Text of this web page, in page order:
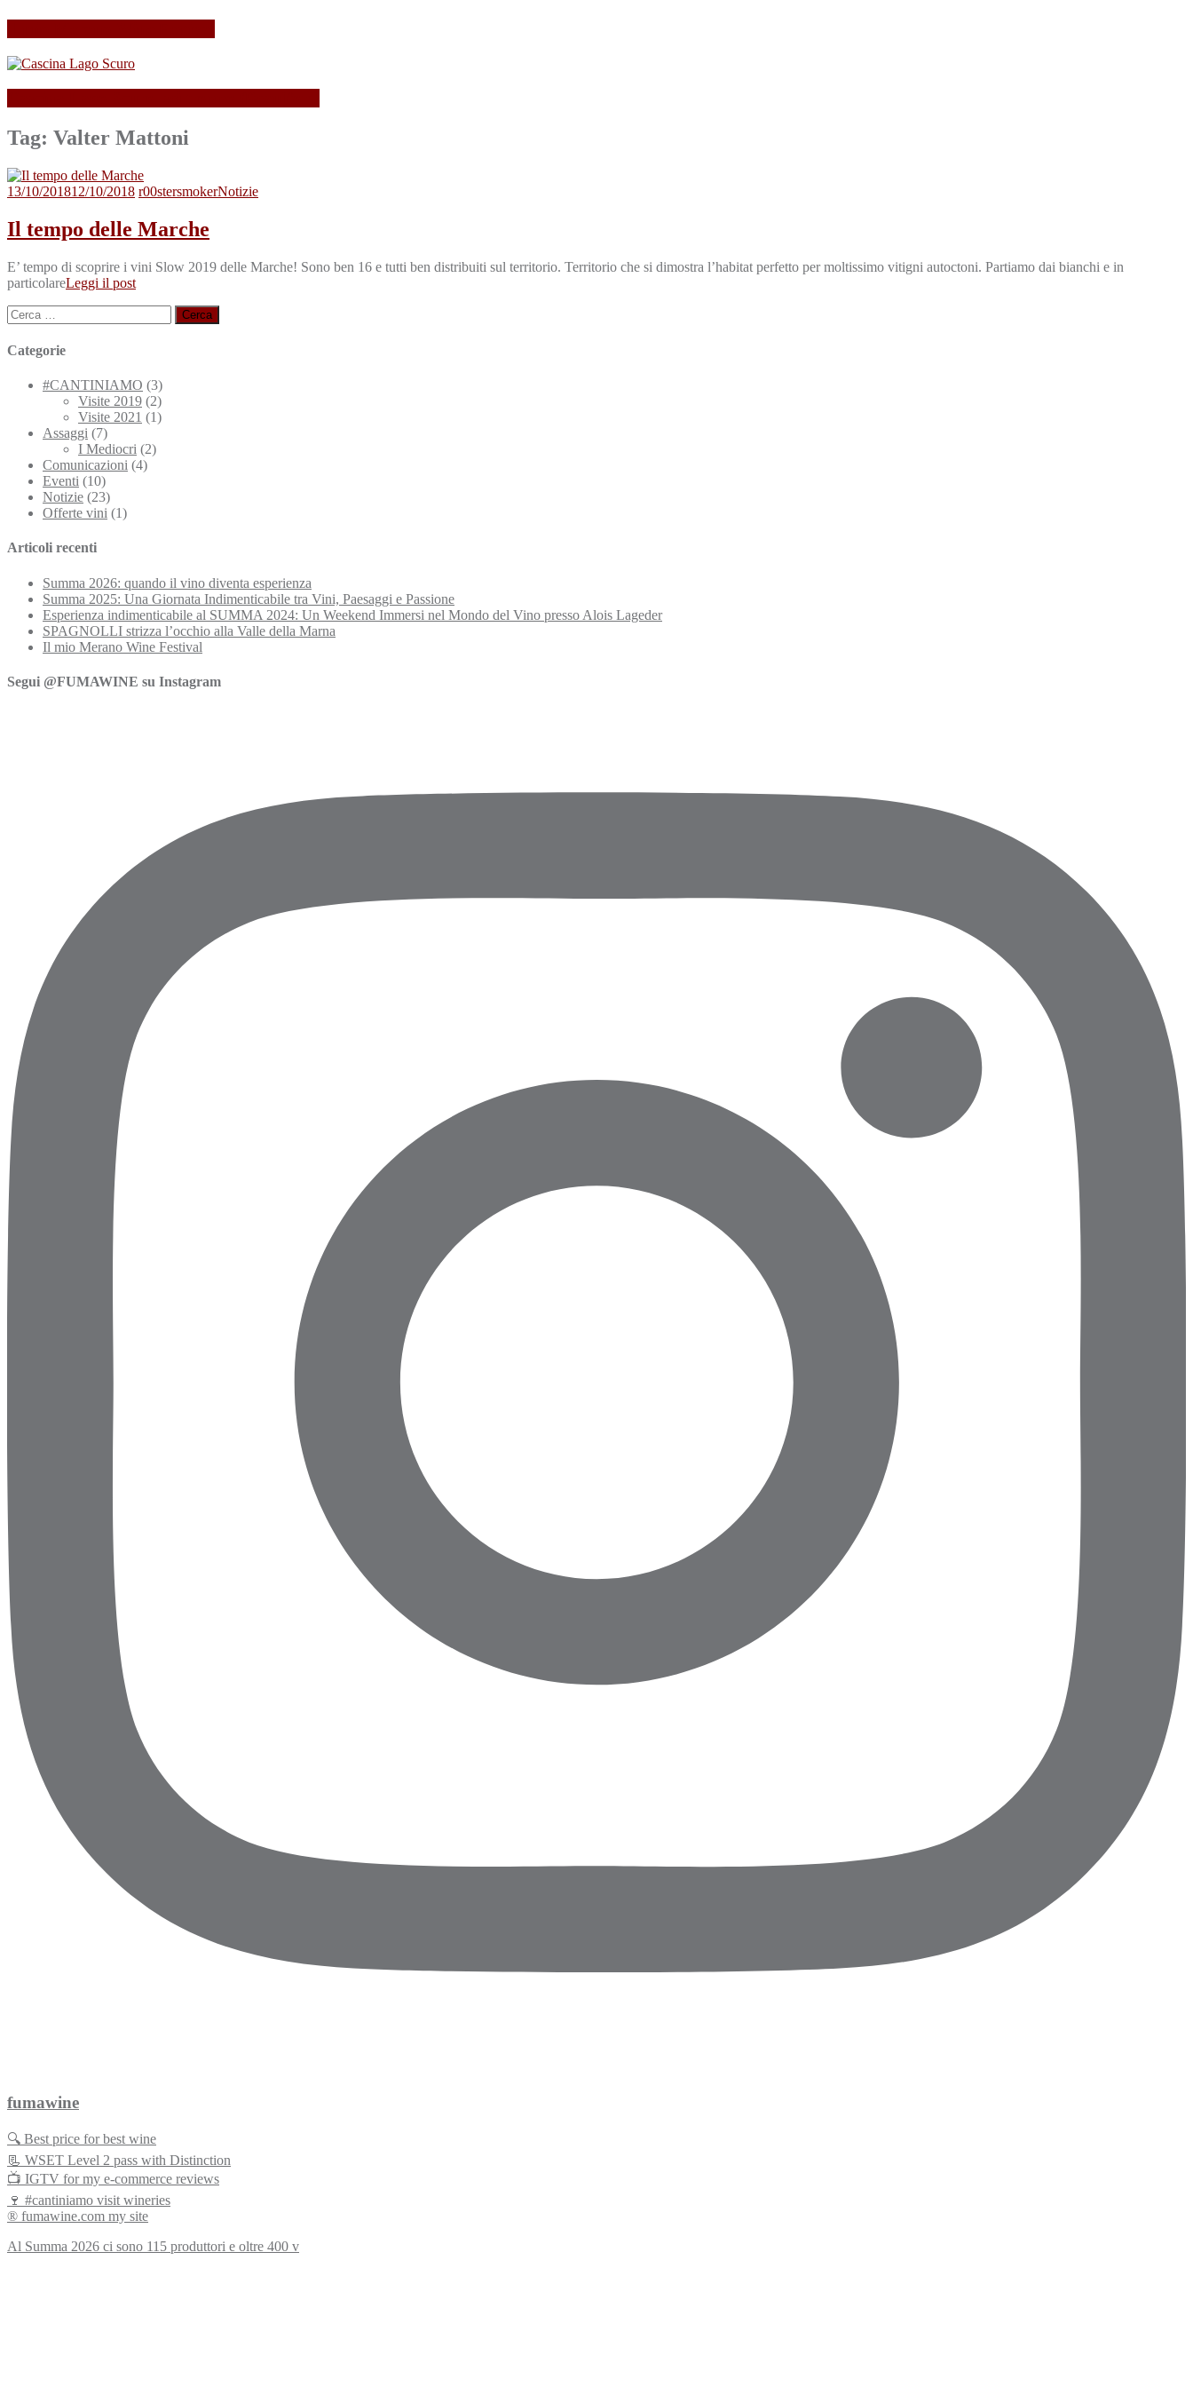
Tag: Valter Mattoni
13/10/201812/10/2018 r00stersmokerNotizie
Il tempo delle Marche
E’ tempo di scoprire i vini Slow 2019 delle Marche! Sono ben 16 e tutti ben distribuiti sul territorio. Territorio che si dimostra l’habitat perfetto per moltissimo vitigni autoctoni. Partiamo dai bianchi e in
particolareLeggi il post
Ricerca
per:
Categorie
#CANTINIAMO (3)
Visite 2019 (2)
Visite 2021 (1)
Assaggi (7)
I Mediocri (2)
Comunicazioni (4)
Eventi (10)
Notizie (23)
Offerte vini (1)
Articoli recenti
Summa 2026: quando il vino diventa esperienza
Summa 2025: Una Giornata Indimenticabile tra Vini, Paesaggi e Passione
Esperienza indimenticabile al SUMMA 2024: Un Weekend Immersi nel Mondo del Vino presso Alois Lageder
SPAGNOLLI strizza l’occhio alla Valle della Marna
Il mio Merano Wine Festival
Segui @FUMAWINE su Instagram
fumawine
🔍 Best price for best wine
📃 WSET Level 2 pass with Distinction
📺 IGTV for my e-commerce reviews
🍷 #cantiniamo visit wineries
® fumawine.com my site
Al Summa 2026 ci sono 115 produttori e oltre 400 v